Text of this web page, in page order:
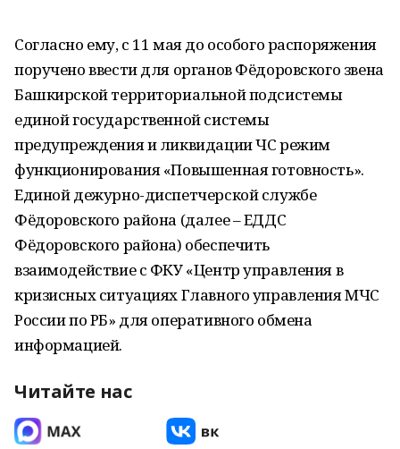
Согласно ему, с 11 мая до особого распоряжения
поручено ввести для органов Фёдоровского звена
Башкирской территориальной подсистемы
единой государственной системы
предупреждения и ликвидации ЧС режим
функционирования «Повышенная готовность».
Единой дежурно-диспетчерской службе
Фёдоровского района (далее – ЕДДС
Фёдоровского района) обеспечить
взаимодействие с ФКУ «Центр управления в
кризисных ситуациях Главного управления МЧС
России по РБ» для оперативного обмена
информацией.
Читайте нас